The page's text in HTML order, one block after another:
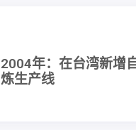
2004年：在台湾新增
炼生产线